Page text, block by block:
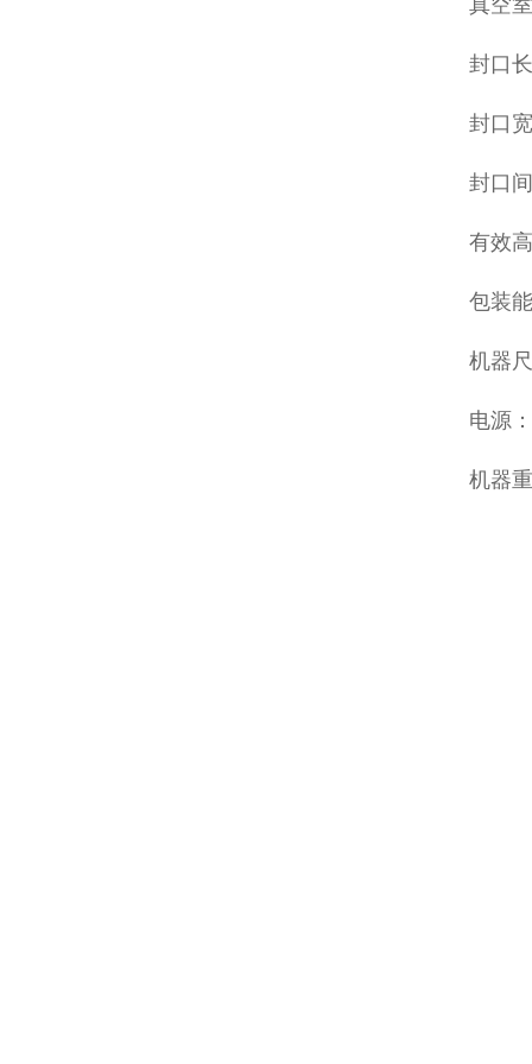
真空
封口
封口
封口
有效
包装
机器
电源
机器